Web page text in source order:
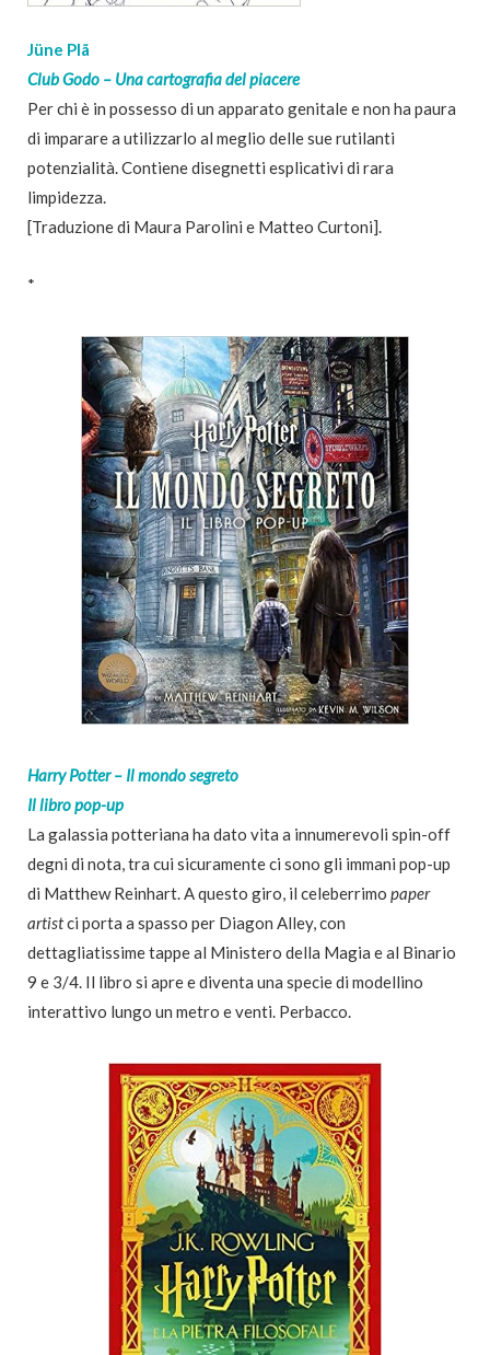
Jüne Plã
Club Godo – Una cartografia del piacere
Per chi è in possesso di un apparato genitale e non ha paura
di imparare a utilizzarlo al meglio delle sue rutilanti
potenzialità. Contiene disegnetti esplicativi di rara
limpidezza.
[Traduzione di Maura Parolini e Matteo Curtoni].
*
Harry Potter – Il mondo segreto
Il libro pop-up
La galassia potteriana ha dato vita a innumerevoli spin-off
degni di nota, tra cui sicuramente ci sono gli immani pop-up
di Matthew Reinhart. A questo giro, il celeberrimo paper
artistci porta a spasso per Diagon Alley, con
dettagliatissime tappe al Ministero della Magia e al Binario
9 e 3/4. Il libro si apre e diventa una specie di modellino
interattivo lungo un metro e venti. Perbacco.